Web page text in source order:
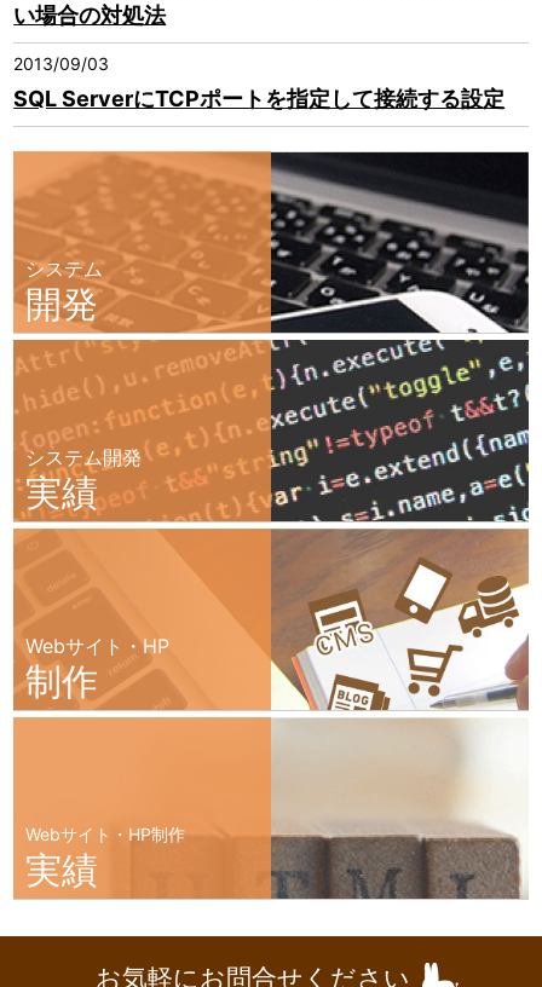
い場合の対処法
2013/09/03
SQL ServerにTCPポートを指定して接続する設定
システム
開発
システム開発
実績
Webサイト・HP
制作
Webサイト・HP制作
実績
お気軽にお問合せください